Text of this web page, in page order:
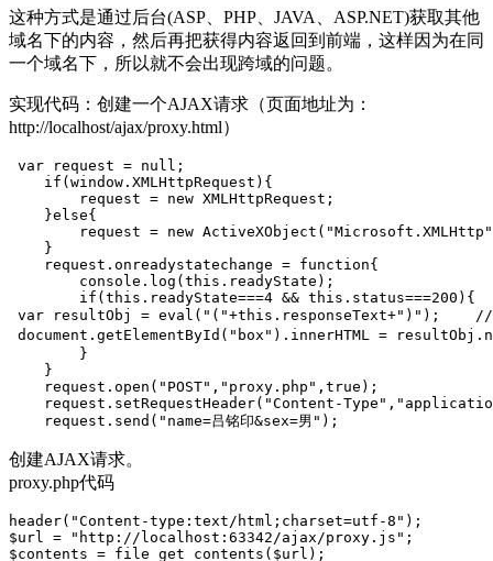
这种方式是通过后台(ASP、PHP、JAVA、ASP.NET)获取其他
域名下的内容，然后再把获得内容返回到前端，这样因为在同
一个域名下，所以就不会出现跨域的问题。
实现代码：创建一个AJAX请求（页面地址为：
http://localhost/ajax/proxy.html）
var request = null;
    if(window.XMLHttpRequest){
        request = new XMLHttpRequest;
    }else{
request = new
    }
    request.onreadystatechange = function{
        console.log(this.readyState);
        if(this.readyState===4 && this.status===200){
var resultObj = eval("("+this.responseText+")");    //将返回
document.getElementById("box").innerHTML =
        }
    }
    request.open("POST","proxy.php",true);
request.setRequestHeader("Content-
    request.send("name=吕铭印&sex=男");
创建AJAX请求。
proxy.php代码
header("Content-type:text/html;charset=utf-8");
$url = "http://localhost:63342/ajax/proxy.js";
$contents = file_get_contents($url);